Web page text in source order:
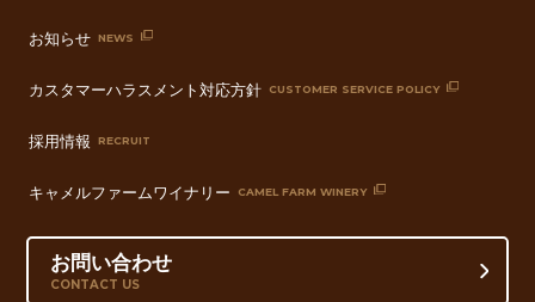
お知らせ NEWS
カスタマーハラスメント対応方針 CUSTOMER SERVICE POLICY
採用情報 RECRUIT
キャメルファームワイナリー CAMEL FARM WINERY
お問い合わせ
CONTACT US